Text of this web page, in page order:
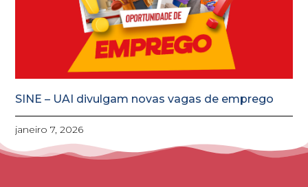
SINE – UAI divulgam novas vagas de emprego
janeiro 7, 2026